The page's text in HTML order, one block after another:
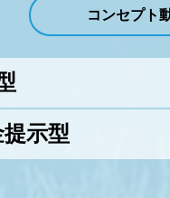
コンセプト
示型